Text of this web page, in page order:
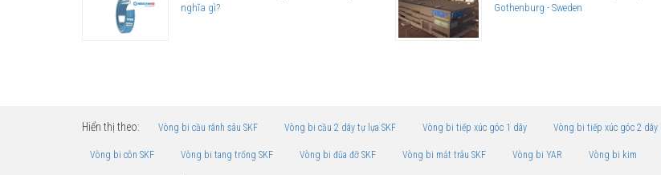
nghĩa gì?
Gothenburg - Sweden
Hiển thị theo: Vòng bi cầu rãnh sâu SKF Vòng bi cầu 2 dãy tự lựa SKF Vòng bi tiếp xúc góc 1 dãy Vòng bi tiếp xúc góc 2 dãy
Vòng bi côn SKF Vòng bi tang trống SKF Vòng bi đũa đỡ SKF Vòng bi mắt trâu SKF Vòng bi YAR Vòng bi kim